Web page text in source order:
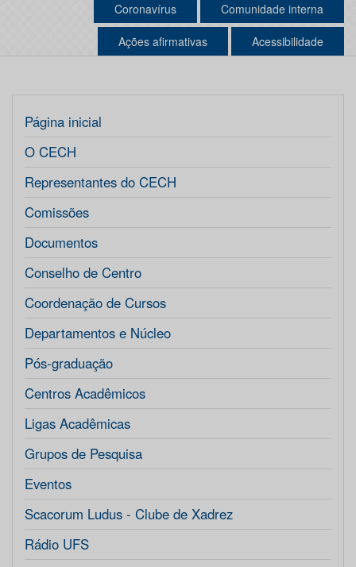
Coronavírus Comunidade interna
Ações afirmativas Acessibilidade
Página inicial
O CECH
Representantes do CECH
Comissões
Documentos
Conselho de Centro
Coordenação de Cursos
Departamentos e Núcleo
Pós-graduação
Centros Acadêmicos
Ligas Acadêmicas
Grupos de Pesquisa
Eventos
Scacorum Ludus - Clube de Xadrez
Rádio UFS